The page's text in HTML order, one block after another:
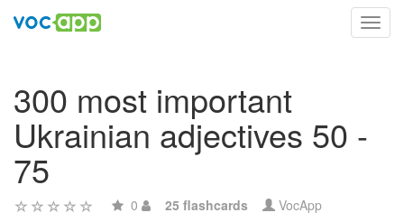
300 most important
Ukrainian adjectives 50 -
75
0 25 flashcards VocApp